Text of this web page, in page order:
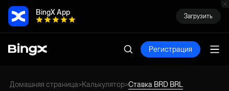
BingX App Загрузить
Регистрация
Домашняя страница>Калькулятор>Ставка BRD BRL